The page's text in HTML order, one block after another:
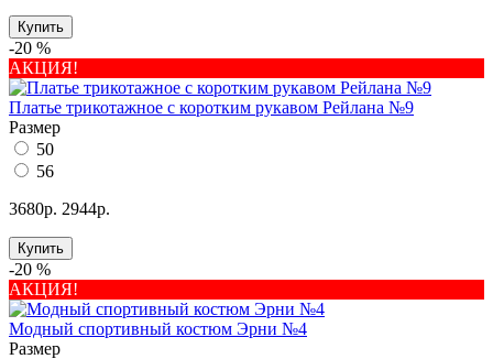
Купить
-20 %
АКЦИЯ!
Платье трикотажное с коротким рукавом Рейлана №9
Размер
50
56
3680р. 2944р.
Купить
-20 %
АКЦИЯ!
Модный спортивный костюм Эрни №4
Размер